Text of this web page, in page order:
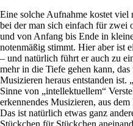
Eine solche Aufnahme kostet viel
bei der man sich einfach für zwei
und von Anfang bis Ende in
notenmäßig stimmt. Hier aber ist
– und natürlich führt er auch zu
mehr in die Tiefe gehen kann,
Musizieren heraus entstanden ist.
Sinne von „intellektuellem“
erkennendes Musizieren, aus
Das ist natürlich etwas ganz